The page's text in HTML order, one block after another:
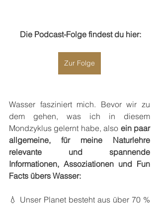
Die Podcast-Folge findest du hier:
Zur Folge
Wasser fasziniert mich. Bevor wir zu
dem gehen, was ich in diesem
Mondzyklus gelernt habe, also ein paar
allgemeine, für meine Naturlehre
relevante und spannende
Informationen, Assoziationen und Fun
Facts übers Wasser:
💧 Unser Planet besteht aus über 70 %